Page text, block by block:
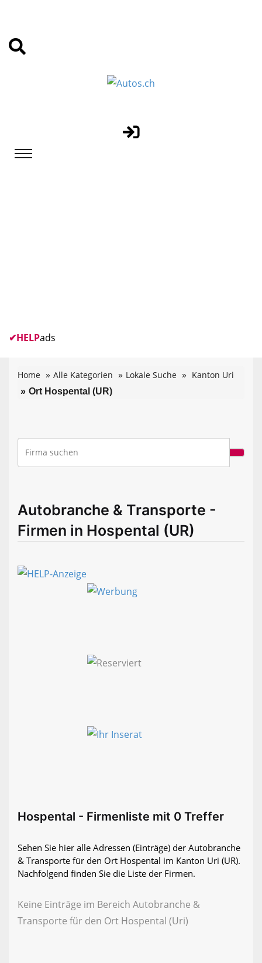
✔HELPads
Home Alle Kategorien Lokale Suche Kanton Uri
Ort Hospental (UR)
Autobranche & Transporte -
Firmen in Hospental (UR)
Hospental - Firmenliste mit 0 Treffer
Sehen Sie hier alle Adressen (Einträge) der Autobranche
& Transporte für den Ort Hospental im Kanton Uri (UR).
Nachfolgend finden Sie die Liste der Firmen.
Keine Einträge im Bereich Autobranche &
Transporte für den Ort Hospental (Uri)